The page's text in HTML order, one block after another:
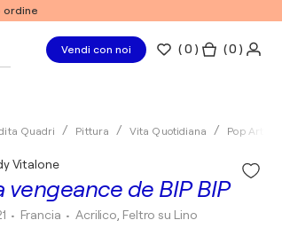
ordine
Vendi con noi (0 ) ( 0 )
Quadri Pittura Vita Quotidiana Pop Art
vengeance de BIP BIP
Vitalone
• Francia • Acrilico, Feltro su Lino